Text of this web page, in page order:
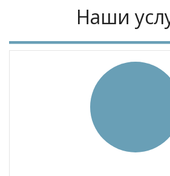
Наши